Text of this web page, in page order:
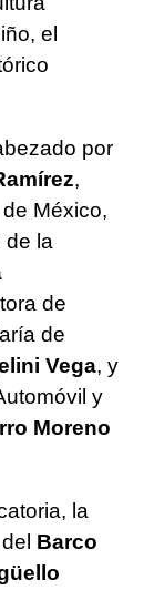
el
por
,
México,
de la
de
de
Vega, y
y
Moreno
la
Barco